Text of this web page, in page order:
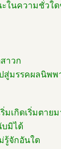
ในความชั่วใด
าวก
สู่มรรคผลนิพพ
มเกิดเริ่มตาย
มิได้
รู้จักอันใด